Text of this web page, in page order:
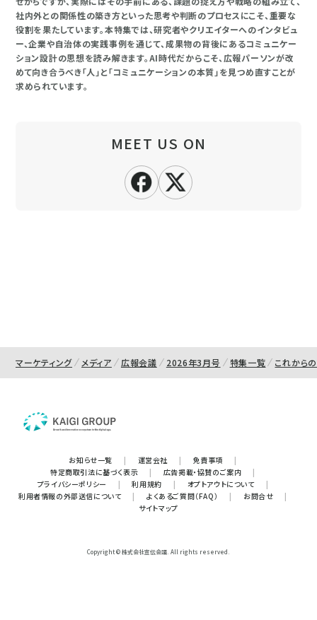
社内外との関係性の築き方といった思考や判断のプロセスにこそ、重要な
役割を果たしています。本特集では、研究者やクリエイターへのインタビュ
ー、企業や自治体の実践事例を通じて、成果物の背後にあるコミュニケー
ション設計の思想を読み解きます。AI時代だからこそ、広報パーソンが改
めて向き合うべき「人」と「コミュニケーションの本質」を見つめ直すことが
求められています。
MEET US ON
マーケティング メディア 広報会議 2026年3月号 特集一覧 これから
お知らせ一覧 | 運営会社 | 免責事項
|
特定商取引法に基づく表示
| 広告掲載・協賛のご案内
|
プライバシーポリシー
| 利用規約 | オプトアウトについて
|
利用者情報の外部送信について
| よくあるご質問（FAQ） | お問合せ
|
サイトマップ
Copyright © 株式会社宣伝会議. All rights reserved.